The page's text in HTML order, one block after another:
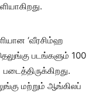
‘வீரசிம்ஹ
படங்களும் 100
மற்றும் ஆங்கிலப்